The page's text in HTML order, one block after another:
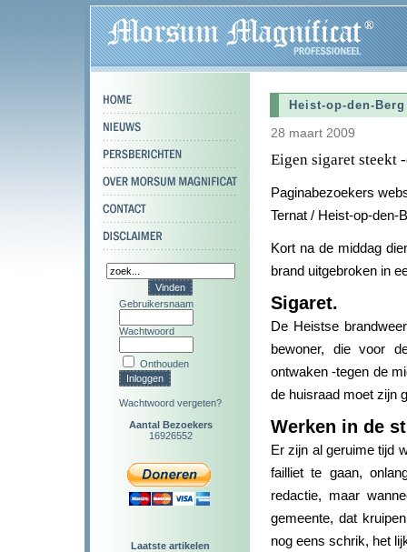
Gebruikersnaam
Wachtwoord
Onthouden
Wachtwoord vergeten?
Aantal Bezoekers
16926552
Laatste artikelen
Heist-op-den-
28 maart 2009
Eigen sigaret steekt
Paginabezoekers
Ternat / Heist-op-den-
Kort na de middag
brand uitgebroken in
Sigaret.
De Heistse
bewoner, die voor
ontwaken -tegen de
de huisraad moet zijn
Werken in de
Er zijn al geruime tijd
failliet te gaan,
redactie, maar
gemeente, dat
nog eens schrik, het